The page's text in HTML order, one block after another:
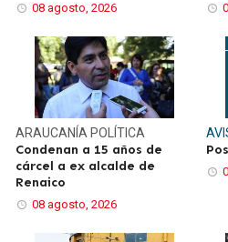
08 agosto, 2026
ARAUCANÍA POLÍTICA
Condenan a 15 años de
cárcel a ex alcalde de
Renaico
08 agosto, 2026